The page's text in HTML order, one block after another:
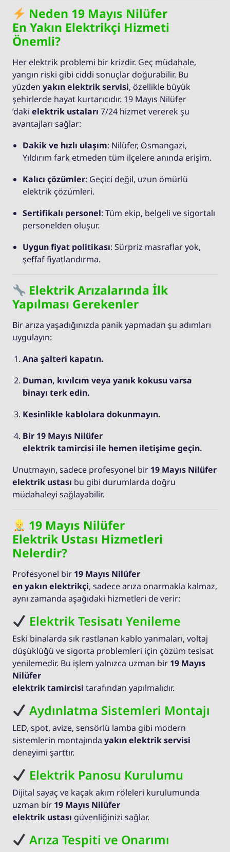
Neden 19 Mayıs Nilüfer
En Yakın Elektrikçi Hizmeti
Önemli?
Her elektrik problemi bir krizdir. Geç müdahale,
yangın riski gibi ciddi sonuçlar doğurabilir. Bu
yüzden yakın elektrik servisi, özellikle büyük
şehirlerde hayat kurtarıcıdır. 19 Mayıs Nilüfer
’daki elektrik ustaları 7/24 hizmet vererek şu
avantajları sağlar:
Dakik ve hızlı ulaşım: Nilüfer, Osmangazi,
Yıldırım fark etmeden tüm ilçelere anında erişim.
Kalıcı çözümler: Geçici değil, uzun ömürlü
elektrik çözümleri.
Sertifikalı personel: Tüm ekip, belgeli ve sigortalı
personelden oluşur.
Uygun fiyat politikası: Sürpriz masraflar yok,
şeffaf fiyatlandırma.
Elektrik Arızalarında İlk
Yapılması Gerekenler
Bir arıza yaşadığınızda panik yapmadan şu adımları
uygulayın:
Ana şalteri kapatın.
Duman, kıvılcım veya yanık kokusu varsa
binayı terk edin.
Kesinlikle kablolara dokunmayın.
Bir 19 Mayıs Nilüfer
elektrik tamircisi ile hemen iletişime geçin.
Unutmayın, sadece profesyonel bir 19 Mayıs Nilüfer
elektrik ustası bu gibi durumlarda doğru
müdahaleyi sağlayabilir.
19 Mayıs Nilüfer
Elektrik Ustası Hizmetleri
Nelerdir?
Profesyonel bir 19 Mayıs Nilüfer
en yakın elektrikçi, sadece arıza onarmakla kalmaz,
aynı zamanda aşağıdaki hizmetleri de verir:
Elektrik Tesisatı Yenileme
Eski binalarda sık rastlanan kablo yanmaları, voltaj
düşüklüğü ve sigorta problemleri için çözüm tesisat
yenilemedir. Bu işlem yalnızca uzman bir 19 Mayıs
Nilüfer
elektrik tamircisi tarafından yapılmalıdır.
Aydınlatma Sistemleri Montajı
LED, spot, avize, sensörlü lamba gibi modern
sistemlerin montajında yakın elektrik servisi
deneyimi şarttır.
Elektrik Panosu Kurulumu
Dijital sayaç ve kaçak akım röleleri kurulumunda
uzman bir 19 Mayıs Nilüfer
elektrik ustası güvenliğinizi sağlar.
Arıza Tespiti ve Onarımı